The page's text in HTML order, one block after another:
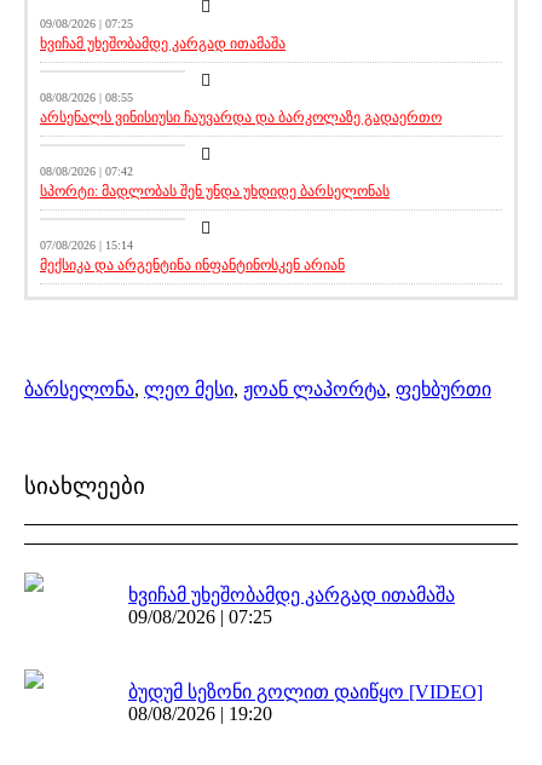
09/08/2026 | 07:25
ხვიჩამ უხეშობამდე კარგად ითამაშა
სიახლეები
08/08/2026 | 08:55
არსენალს ვინისიუსი ჩაუვარდა და ბარკოლაზე გადაერთო
აქეთურ-იქითური
08/08/2026 | 07:42
სპორტი: მადლობას შენ უნდა უხდიდე ბარსელონას
მთავარი ამბავი
07/08/2026 | 15:14
მექსიკა და არგენტინა ინფანტინოსკენ არიან
ბარსელონა, ლეო მესი, ჟოან ლაპორტა, ფეხბურთი
სიახლეები
ხვიჩამ უხეშობამდე კარგად ითამაშა
09/08/2026 | 07:25
ბუდუმ სეზონი გოლით დაიწყო [VIDEO]
08/08/2026 | 19:20